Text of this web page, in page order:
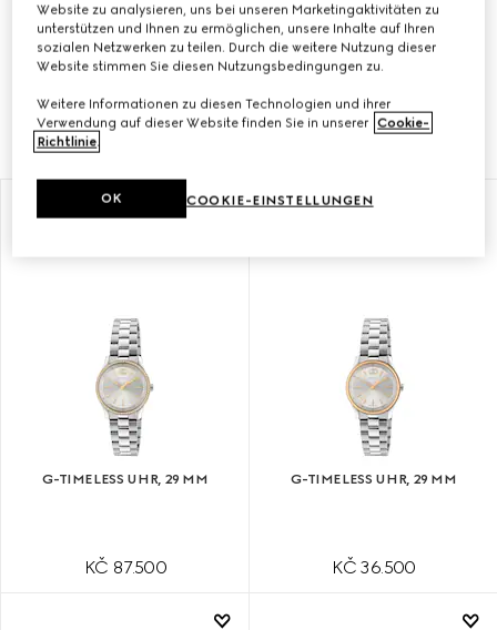
Ein zeitgemäßes Design und charakteristische
G-Timeless Kollektion.
G-TIMELESS UHR, 29 MM
KČ 87.500
G-TIMELESS UHR, 29 MM
KČ 36.500
Website zu analysieren, uns bei unseren Marketingaktivitäten zu
unterstützen und Ihnen zu ermöglichen, unsere Inhalte auf Ihren
sozialen Netzwerken zu teilen. Durch die weitere Nutzung dieser
Website stimmen Sie diesen Nutzungsbedingungen zu.
Weitere Informationen zu diesen Technologien und ihrer
Verwendung auf dieser Website finden Sie in unserer Cookie-
Richtlinie.
COOKIE-EINSTELLUNGEN
OK